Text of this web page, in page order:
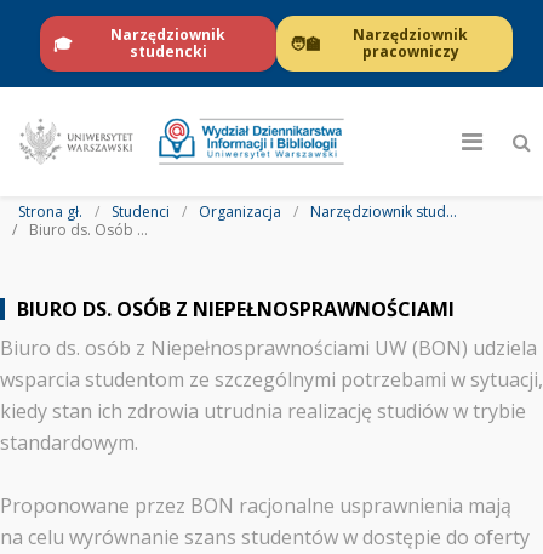
🎓
Narzędziownik
studencki
🧑‍🏫
Narzędziownik
pracowniczy
Strona gł. Studenci Organizacja
Narzędziownik studencki
Biuro ds. Osób z Niepełnosprawnościami
BIURO DS. OSÓB Z NIEPEŁNOSPRAWNOŚCIAMI
Biuro ds. osób z Niepełnosprawnościami UW (BON) udziela
wsparcia studentom ze szczególnymi potrzebami w sytuacji,
kiedy stan ich zdrowia utrudnia realizację studiów w trybie
standardowym.
Proponowane przez BON racjonalne usprawnienia mają
na celu wyrównanie szans studentów w dostępie do oferty